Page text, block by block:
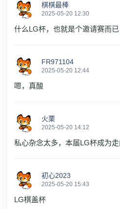
棋棋最棒
2025-05-20 12:30
什么LG杯，也就是个邀请赛而已
FR971104
2025-05-20 12:44
嗯，真酸
火栗
2025-05-20 14:12
私心杂念太多，本届LG杯成为走
初心2023
2025-05-20 15:43
LG棋盖杯